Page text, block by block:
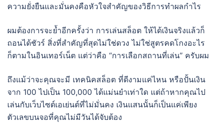
ความยั่งยืนและมั่นคงคือหัวใจสำคัญของวิธีการทำผลกำไร
ผมต้องการจะย้ำอีกครั้งว่า การเล่นสล็อต ให้ได้เงินจริงแล้วก็
ถอนได้ชัวร์ สิ่งที่สำคัญที่สุดไม่ใช่ดวง ไม่ใช่สูตรคดโกงอะไร
ก็ตามในอินเทอร์เน็ต แต่ว่าคือ “การเลือกสถานที่เล่น” ครับผม
ถึงแม้ว่าจะคุณจะมี เทคนิคสล็อต ที่ดีงามแค่ไหน หรือปั้นเงิน
จาก 100 ไปเป็น 100,000 ได้แม่นยำเท่าใด แต่ถ้าหากคุณไป
เล่นกับเว็บไซต์เอเย่นต์ที่ไม่มั่นคง เงินแสนนั้นก็เป็นแค่เพียง
ตัวเลขบนจอที่คุณไม่มีวันได้จับต้อง